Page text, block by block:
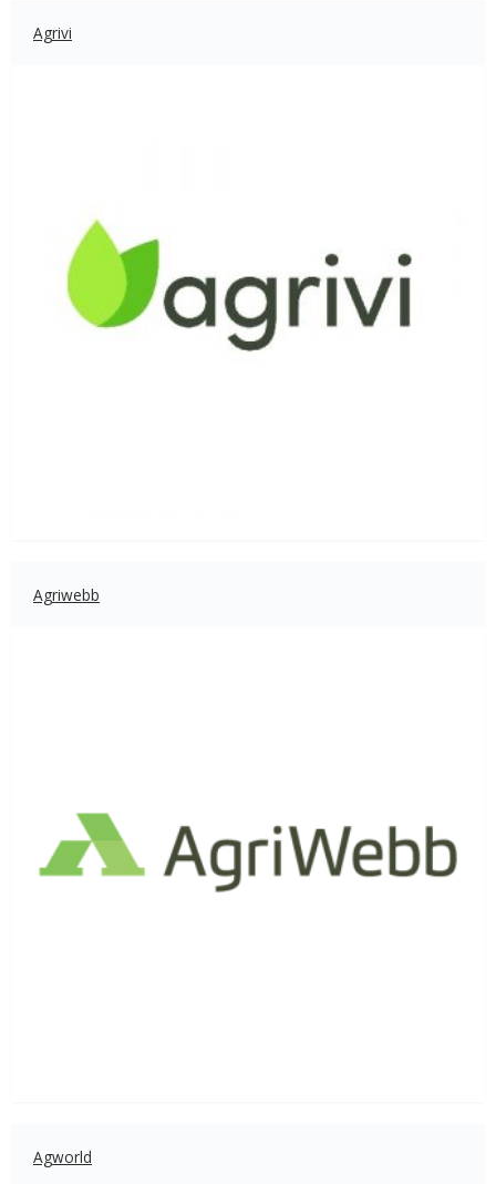
Agrivi
Agriwebb
Agworld